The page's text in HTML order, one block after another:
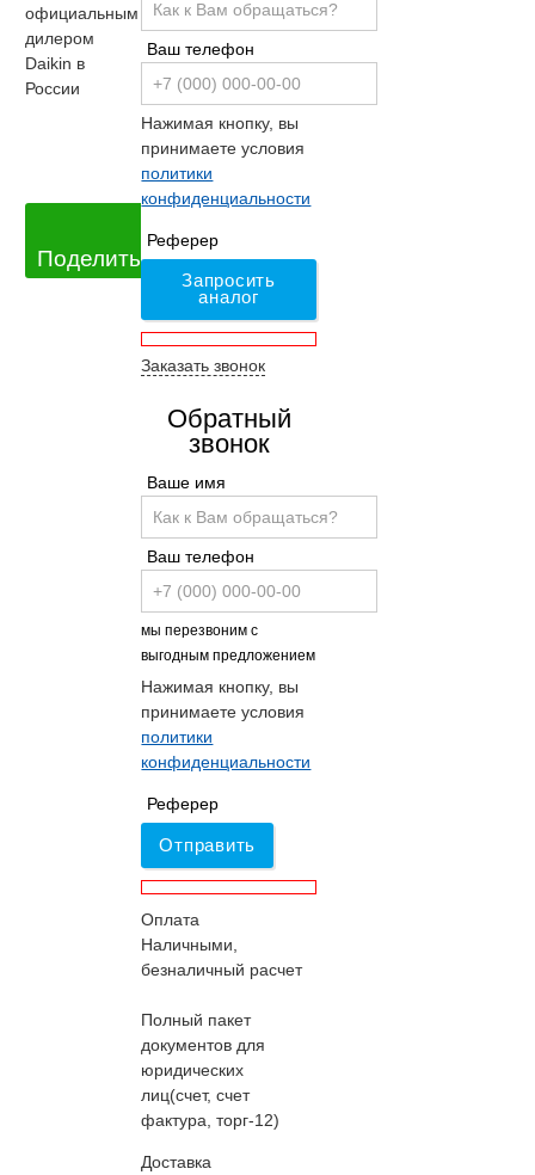
Ваш телефон
Нажимая кнопку, вы
принимаете условия
политики
конфиденциальности
Реферер
Запросить
аналог
Заказать звонок
Обратный
звонок
Ваше имя
Ваш телефон
мы перезвоним с
выгодным предложением
Нажимая кнопку, вы
принимаете условия
политики
конфиденциальности
Реферер
Отправить
Оплата
Наличными,
безналичный расчет
Полный пакет
документов для
юридических
лиц(счет, счет
фактура, торг-12)
Доставка
официальным
дилером
Daikin в
России
Поделиться